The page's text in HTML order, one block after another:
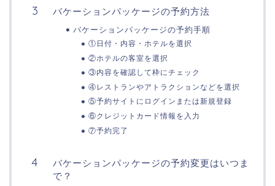
バケーションパッケージの予約方法
バケーションパッケージの予約手順
①日付・内容・ホテルを選択
②ホテルの客室を選択
③内容を確認して枠にチェック
④レストランやアトラクションなどを選択
⑤予約サイトにログインまたは新規登録
⑥クレジットカード情報を入力
⑦予約完了
バケーションパッケージの予約変更はいつま
で？